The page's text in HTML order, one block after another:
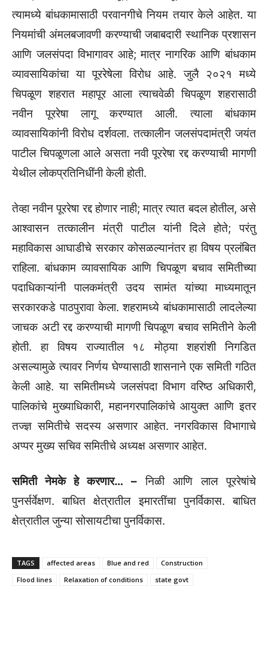
त्यामध्ये बांधकामासाठी परवानगीचे नियम तयार केले आहेत. या
नियमांची अंमलबजावणी करण्याची जबाबदारी स्थानिक प्रशासन
आणि जलसंपदा विभागावर आहे; मात्र नागरिक आणि बांधकाम
व्यावसायिकांचा या पूररेषेला विरोध आहे. जुलै २०२१ मध्ये
चिपळूण शहरात महापूर आला त्याचवेळी चिपळूण शहरासाठी
नवीन पूररेषा लागू करण्यात आली. त्याला बांधकाम
व्यावसायिकांनी विरोध दर्शवला. तत्कालीन जलसंपदामंत्री जयंत
पाटील चिपळूणला आले असता नवी पूररेषा रद्द करण्याची मागणी
येथील लोकप्रतिनिधींनी केली होती.
तेव्हा नवीन पूररेषा रद्द होणार नाही; मात्र त्यात बदल होतील, असे
आश्वासन तत्कालीन मंत्री पाटील यांनी दिले होते; परंतु
महाविकास आघाडीचे सरकार कोसळल्यानंतर हा विषय प्रलंबित
राहिला. बांधकाम व्यावसायिक आणि चिपळूण बचाव समितीच्या
पदाधिकाऱ्यांनी पालकमंत्री उदय सामंत यांच्या माध्यमातून
सरकारकडे पाठपुरावा केला. शहरामध्ये बांधकामासाठी लादलेल्या
जाचक अटी रद्द करण्याची मागणी चिपळूण बचाव समितीने केली
होती. हा विषय राज्यातील १८ मोठ्या शहरांशी निगडित
असल्यामुळे त्यावर निर्णय घेण्यासाठी शासनाने एक समिती गठित
केली आहे. या समितीमध्ये जलसंपदा विभाग वरिष्ठ अधिकारी,
पालिकांचे मुख्याधिकारी, महानगरपालिकांचे आयुक्त आणि इतर
तज्ज्ञ समितीचे सदस्य असणार आहेत. नगरविकास विभागाचे
अप्पर मुख्य सचिव समितीचे अध्यक्ष असणार आहेत.
समिती नेमके हे करणार… –निळी आणि लाल पूररेषांचे
पुनर्सर्वेक्षण. बाधित क्षेत्रातील इमारतींचा पुनर्विकास. बाधित
क्षेत्रातील जुन्या सोसायटीचा पुनर्विकास.
TAGS affected areas Blue and red
Construction
Flood lines
Relaxation of conditions state govt